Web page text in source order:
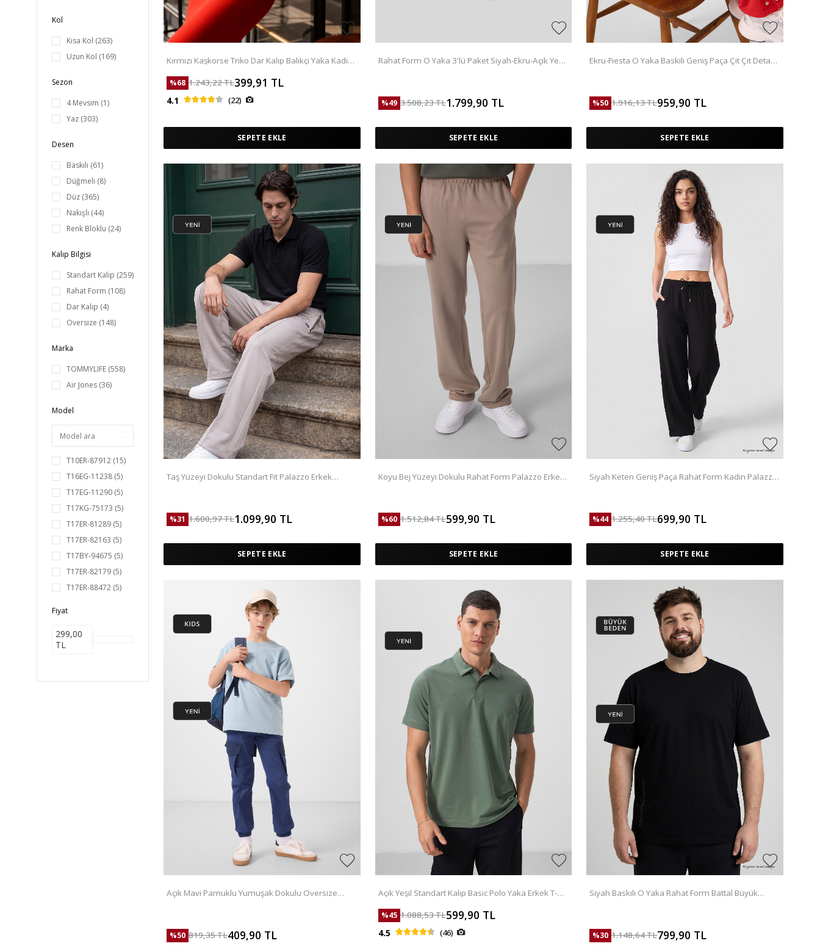
Kol
Kısa Kol (263)
Uzun Kol (169)
Sezon
4 Mevsim (1)
Yaz (303)
Desen
Baskılı (61)
Düğmeli (8)
Düz (365)
Nakışlı (44)
Renk Bloklu (24)
Kalıp Bilgisi
Standart Kalıp (259)
Rahat Form (108)
Dar Kalıp (4)
Oversize (148)
Marka
TOMMYLIFE (558)
Air Jones (36)
Model
T10ER-87912 (15)
T16EG-11238 (5)
T17EG-11290 (5)
T17KG-75173 (5)
T17ER-81289 (5)
T17ER-82163 (5)
T17BY-94675 (5)
T17ER-82179 (5)
T17ER-88472 (5)
T07BY-97117
T18KG-75199(5)
Fiyat
299,00
TL
Kırmızı Kaşkorse Triko Dar Kalıp Balıkçı Yaka Kadın
%68 1.243,22TL399,91 TL
4.1 (22)
SEPETE EKLE
Rahat Form O Yaka 3'lü Paket Siyah-Ekru-Açık Yeşil
%49 3.508,23TL1.799,90 TL
SEPETE EKLE
Ekru-Fiesta O Yaka Baskılı Geniş Paça Çıt Çıt Detaylı
%50 1.916,13TL959,90 TL
SEPETE EKLE
Taş Yüzeyi Dokulu Standart Fit Palazzo Erkek
%31 1.600,97TL1.099,90 TL
SEPETE EKLE
Koyu Bej Yüzeyi Dokulu Rahat Form Palazzo Erkek
%60 1.512,84TL599,90 TL
SEPETE EKLE
Siyah Keten Geniş Paça Rahat Form Kadın Palazzo
%44 1.255,40TL699,90 TL
SEPETE EKLE
Açık Mavi Pamuklu Yumuşak Dokulu Oversize
%50 819,35TL409,90 TL
Açık Yeşil Standart Kalıp Basic Polo Yaka Erkek T-
%45 1.088,53TL599,90 TL
4.5 (46)
Siyah Baskılı O Yaka Rahat Form Battal Büyük
%30 1.148,64TL799,90 TL